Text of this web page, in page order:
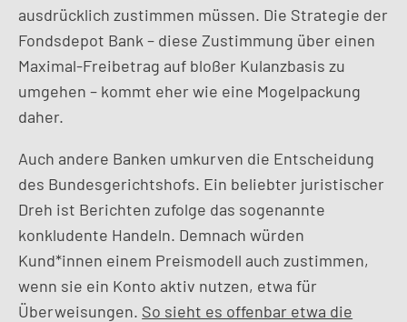
ausdrücklich zustimmen müssen. Die Strategie der
Fondsdepot Bank – diese Zustimmung über einen
Maximal-Freibetrag auf bloßer Kulanzbasis zu
umgehen – kommt eher wie eine Mogelpackung
daher.
Auch andere Banken umkurven die Entscheidung
des Bundesgerichtshofs. Ein beliebter juristischer
Dreh ist Berichten zufolge das sogenannte
konkludente Handeln. Demnach würden
Kund*innen einem Preismodell auch zustimmen,
wenn sie ein Konto aktiv nutzen, etwa für
Überweisungen. So sieht es offenbar etwa die